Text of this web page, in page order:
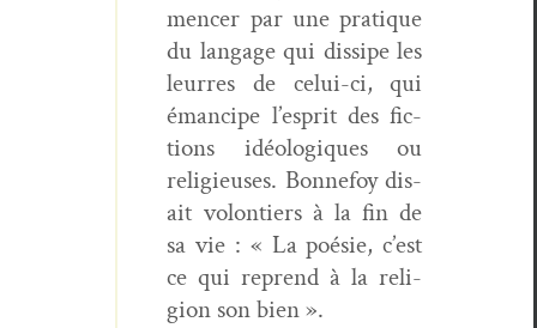
mencer par une pra­tique
du lan­gage qui dis­sipe les
leur­res de celui-ci, qui
émancipe l’esprit des fic­
tions idéologiques ou
religieuses. Bon­nefoy dis­
ait volon­tiers à la fin de
sa vie : « La poésie, c’est
ce qui reprend à la reli­
gion son bien ».